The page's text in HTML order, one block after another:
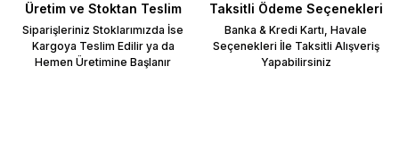
Üretim ve Stoktan Teslim
Siparişleriniz Stoklarımızda İse
Kargoya Teslim Edilir ya da
Hemen Üretimine Başlanır
Taksitli Ödeme Seçenekleri
Banka & Kredi Kartı, Havale
Seçenekleri İle Taksitli Alışveriş
Yapabilirsiniz